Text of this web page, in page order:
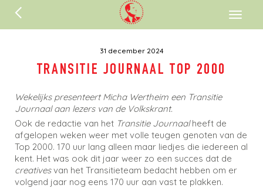
Toggle
31 december 2024
TRANSITIE JOURNAAL TOP 2000
Wekelijks presenteert Micha Wertheim een Transitie
Journaal aan lezers van de Volkskrant.
Ook de redactie van het Transitie Journaalheeft de
afgelopen weken weer met volle teugen genoten van de
Top 2000. 170 uur lang alleen maar liedjes die iedereen al
kent. Het was ook dit jaar weer zo een succes dat de
creativesvan het Transitieteam bedacht hebben om er
volgend jaar nog eens 170 uur aan vast te plakken.